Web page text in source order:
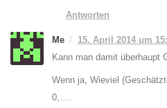
Antworten
Me
15. April 2014 um
Kann man damit überhaupt
Wenn ja, Wieviel
0,….